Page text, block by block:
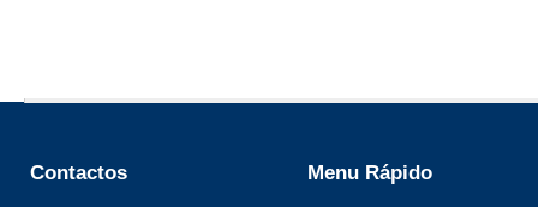
Contactos Menu Rápido